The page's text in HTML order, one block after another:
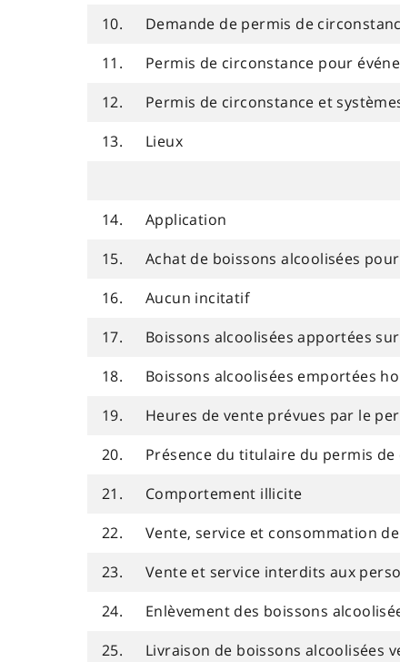
10.
Demande de permis de
11.
Permis de circonstance pour
12.
Permis de circonstance et
13.
Lieux
14.
Application
15.
Achat de boissons alcoolisées
16.
Aucun incitatif
17.
Boissons alcoolisées apportées
18.
Boissons alcoolisées emportées
19.
Heures de vente prévues par le
20.
Présence du titulaire du permis
21.
Comportement illicite
22.
Vente, service et consommation
23.
Vente et service interdits aux
24.
Enlèvement des boissons
25.
Livraison de boissons alcoolisées